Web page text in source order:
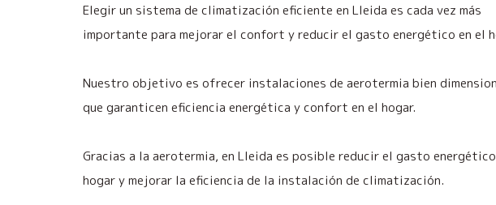
Elegir un sistema de climatización eficiente en Lleida es cada vez más
importante para mejorar el confort y reducir el gasto energético en el
Nuestro objetivo es ofrecer instalaciones de aerotermia bien
que garanticen eficiencia energética y confort en el hogar.
Gracias a la aerotermia, en Lleida es posible reducir el gasto
hogar y mejorar la eficiencia de la instalación de climatización.